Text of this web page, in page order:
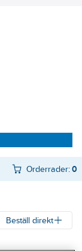
Orderrader:0
Beställ direkt